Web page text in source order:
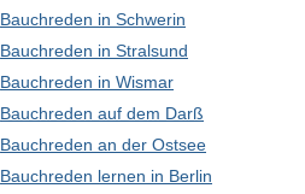
Bauchreden in Schwerin
Bauchreden in Stralsund
Bauchreden in Wismar
Bauchreden auf dem Darß
Bauchreden an der Ostsee
Bauchreden lernen in Berlin